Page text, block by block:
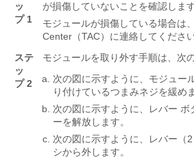
ッ
プ 1
が損傷していないことを確認します
モジュールが損傷している場合は
Center（TAC）に連絡してください
ステ
ッ
プ 2
モジュールを取り外す手順は、次
次の図に示すように、モジュー
り付けているつまみネジを緩め
次の図に示すように、レバー
ーを解放します。
次の図に示すように、レバー（
シから外します。